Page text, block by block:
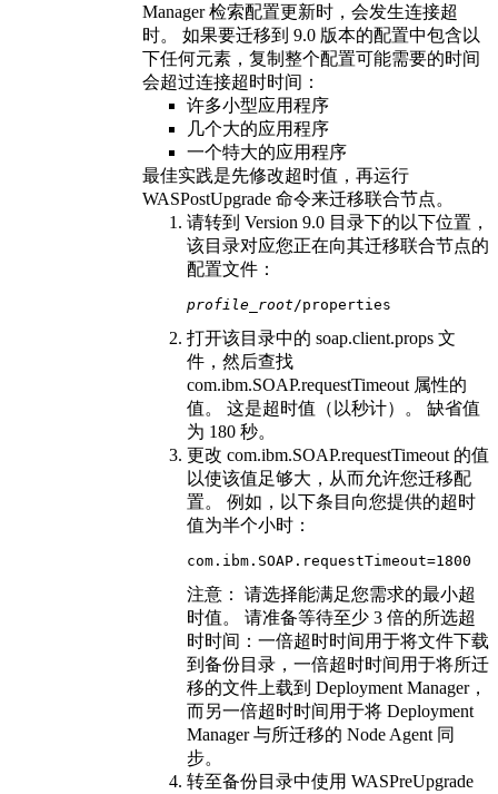
Manager 检索配置更新时，会发生连接超
时。 如果要迁移到 9.0 版本的配置中包含以
下任何元素，复制整个配置可能需要的时间
会超过连接超时时间：
许多小型应用程序
几个大的应用程序
一个特大的应用程序
最佳实践是先修改超时值，再运行
WASPostUpgrade 命令来迁移联合节点。
请转到 Version 9.0 目录下的以下位置，
该目录对应您正在向其迁移联合节点的
配置文件：
profile_root/properties
打开该目录中的 soap.client.props 文
件，然后查找
com.ibm.SOAP.requestTimeout 属性的
值。 这是超时值（以秒计）。 缺省值
为 180 秒。
更改 com.ibm.SOAP.requestTimeout 的值
以使该值足够大，从而允许您迁移配
置。 例如，以下条目向您提供的超时
值为半个小时：
com.ibm.SOAP.requestTimeout=1800
注意：
请选择能满足您需求的最小超
时值。 请准备等待至少 3 倍的所选超
时时间：一倍超时时间用于将文件下载
到备份目录，一倍超时时间用于将所迁
移的文件上载到 Deployment Manager，
而另一倍超时时间用于将 Deployment
Manager 与所迁移的 Node Agent 同
步。
转至备份目录中使用 WASPreUpgrade